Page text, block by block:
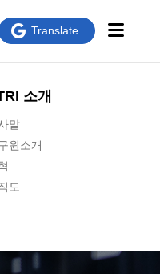
소개
말
원소개
도
구원 고객헌장
Translate